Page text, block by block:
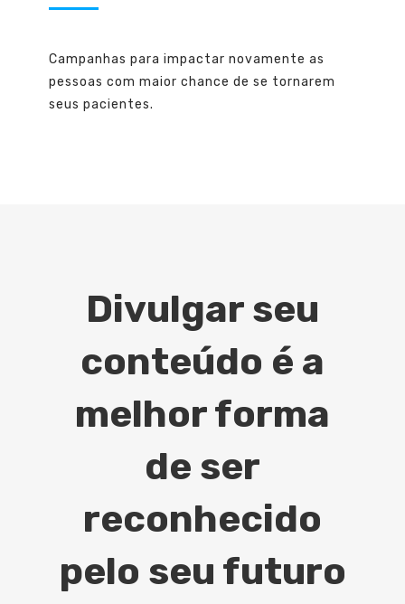
Campanhas para impactar novamente as
pessoas com maior chance de se tornarem
seus pacientes.
Divulgar seu
conteúdo é a
melhor forma
de ser
reconhecido
pelo seu futuro